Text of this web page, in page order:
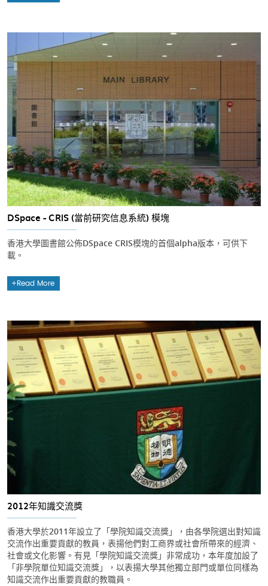
DSpace - CRIS (當前研究信息系統) 模塊
香港大學圖書館公佈DSpace CRIS模塊的首個alpha版本，可供下
載。
Read More
2012年知識交流獎
香港大學於2011年設立了「學院知識交流獎」，由各學院選出對知識
交流作出重要貢獻的教員，表揚他們對工商界或社會所帶來的經濟、
社會或文化影響。有見「學院知識交流獎」非常成功，本年度加設了
「非學院單位知識交流獎」，以表揚大學其他獨立部門或單位同樣為
知識交流作出重要貢獻的教職員。